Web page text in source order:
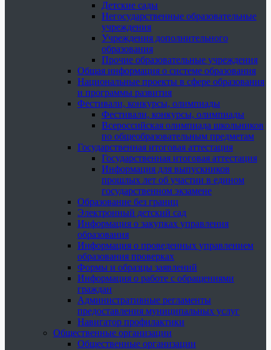
Детские сады
Негосударственные образовательные
учреждения
Учреждения дополнительного
образования
Прочие образовательные учреждения
Общая информация о системе образования
Национальные проекты в сфере образования
и программы развития
Фестивали, конкурсы, олимпиады
Фестивали, конкурсы, олимпиады
Всероссийская олимпиада школьников
по общеобразовательным предметам
Государственная итоговая аттестация
Государственная итоговая аттестация
Информация для выпускников
прошлых лет об участии в едином
государственном экзамене
Образование без границ
Электронный детский сад
Информация о закупках управления
образования
Информация о проведенных управлением
образования проверках
Формы и образцы заявлений
Информация о работе с обращениями
граждан
Административные регламенты
предоставления муниципальных услуг
Навигатор профилактики
Общественные организации
Общественные организации